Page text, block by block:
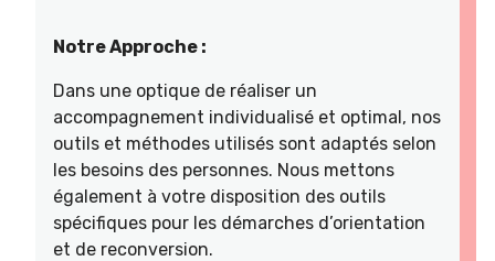
Notre Approche :
Dans une optique de réaliser un
accompagnement individualisé et optimal, nos
outils et méthodes utilisés sont adaptés selon
les besoins des personnes. Nous mettons
également à votre disposition des outils
spécifiques pour les démarches d’orientation
et de reconversion.